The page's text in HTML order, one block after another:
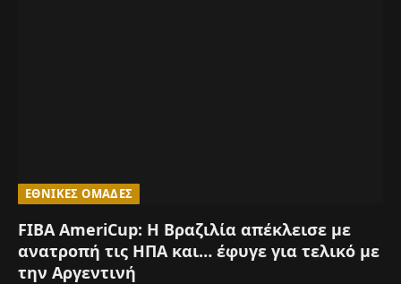
ΕΘΝΙΚΈΣ ΟΜΆΔΕΣ
FIBA AmeriCup: Η Βραζιλία απέκλεισε με
ανατροπή τις ΗΠΑ και… έφυγε για τελικό με
την Αργεντινή